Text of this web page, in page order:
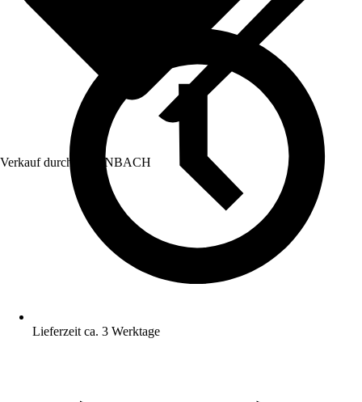
Verkauf durch: HORNBACH
Lieferzeit ca. 3 Werktage